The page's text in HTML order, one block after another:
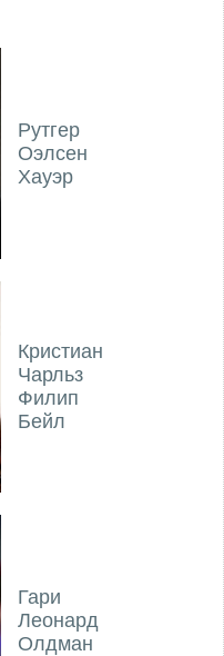
Рутгер
Оэлсен
Хауэр
Кристиан
Чарльз
Филип
Бейл
Гари
Леонард
Олдман